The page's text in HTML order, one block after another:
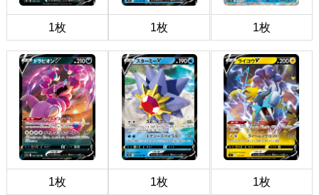
1枚 1枚 1枚
1枚 1枚 1枚